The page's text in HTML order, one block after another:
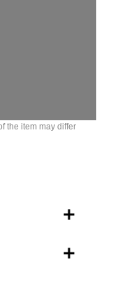
the item may differ